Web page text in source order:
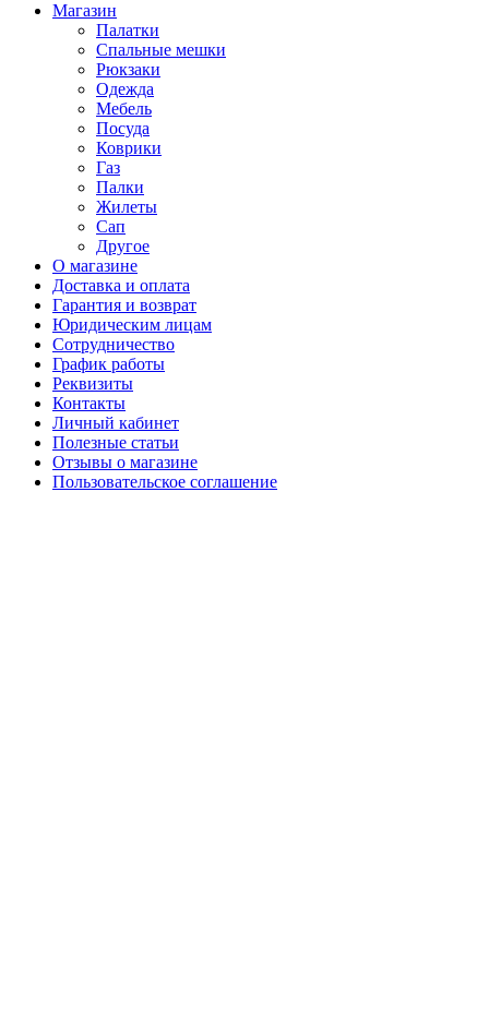
Магазин
Палатки
Спальные мешки
Рюкзаки
Одежда
Мебель
Посуда
Коврики
Газ
Палки
Жилеты
Сап
Другое
О магазине
Доставка и оплата
Гарантия и возврат
Юридическим лицам
Сотрудничество
График работы
Реквизиты
Контакты
Личный кабинет
Полезные статьи
Отзывы о магазине
Пользовательское соглашение